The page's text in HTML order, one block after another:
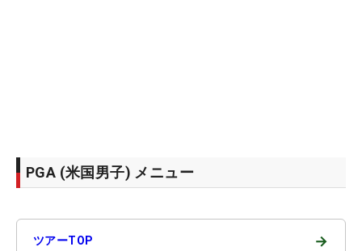
PGA (米国男子) メニュー
ツアーTOP →